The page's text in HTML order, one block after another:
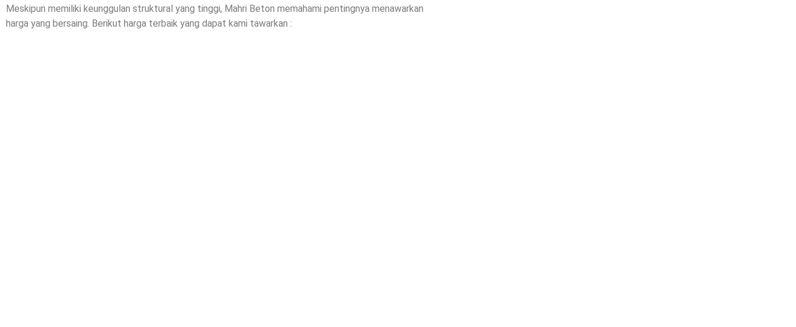
Meskipun memiliki keunggulan struktural yang tinggi, Mahri Beton memahami pentingnya menawarkan
harga yang bersaing. Berikut harga terbaik yang dapat kami tawarkan :